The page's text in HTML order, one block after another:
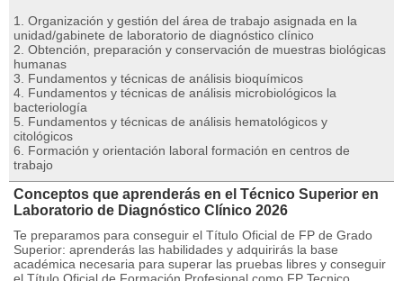
1. Organización y gestión del área de trabajo asignada en la
unidad/gabinete de laboratorio de diagnóstico clínico
2. Obtención, preparación y conservación de muestras biológicas
humanas
3. Fundamentos y técnicas de análisis bioquímicos
4. Fundamentos y técnicas de análisis microbiológicos la
bacteriología
5. Fundamentos y técnicas de análisis hematológicos y
citológicos
6. Formación y orientación laboral formación en centros de
trabajo
Conceptos que aprenderás en el Técnico Superior en
Laboratorio de Diagnóstico Clínico 2026
Te preparamos para conseguir el Título Oficial de FP de Grado
Superior: aprenderás las habilidades y adquirirás la base
académica necesaria para superar las pruebas libres y conseguir